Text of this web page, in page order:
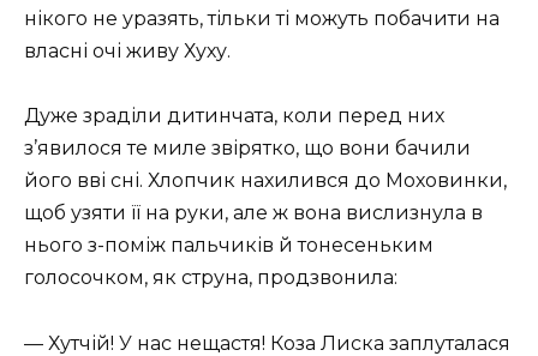
нікого не уразять, тільки ті можуть побачити на
власні очі живу Хуху.
Дуже зраділи дитинчата, коли перед них
з’явилося те миле звірятко, що вони бачили
його вві сні. Хлопчик нахилився до Моховинки,
щоб узяти її на руки, але ж вона вислизнула в
нього з-поміж пальчиків й тонесеньким
голосочком, як струна, продзвонила:
— Хутчій! У нас нещастя! Коза Лиска заплуталася